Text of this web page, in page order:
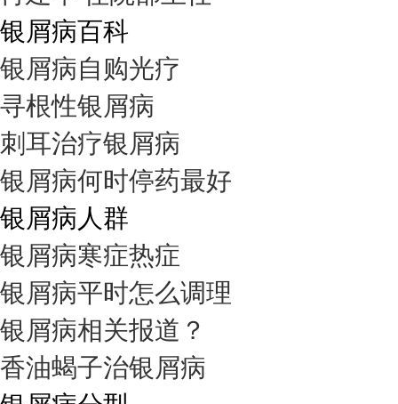
银屑病百科
银屑病自购光疗
寻根性银屑病
刺耳治疗银屑病
银屑病何时停药最好
银屑病人群
银屑病寒症热症
银屑病平时怎么调理
银屑病相关报道？
香油蝎子治银屑病